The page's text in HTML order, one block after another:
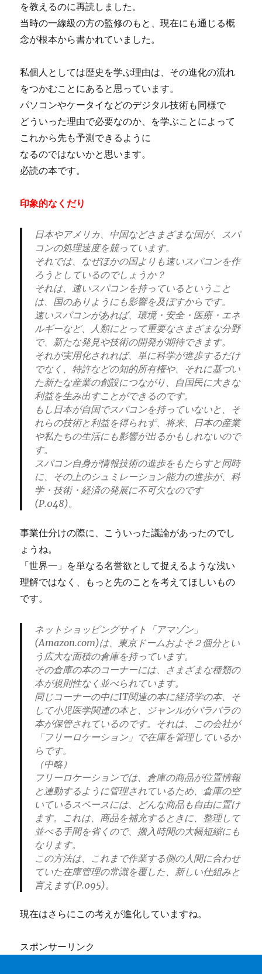
を教えるのに再読しました。
当時の一線級の方の監修のもと、現在にも通じる概
念が根本から書かれていました。
私個人としては歴史を学ぶ理由は、その進化の流れ
をつかむことにあると思っています。
パソコンやケータイなどのデジタル技術も同様で
どういった理由で必要なのか、を学ぶことによって
これから先も予測できるように
なるのではないかと思います。
必読の本です。
印象的なくだり
日本やアメリカ、中国などさまざまな国が、スパ
コンの処理速度を競っています。
それでは、なぜほかの国よりも速いスパコンを作
ろうとしているのでしょうか？
それは、速いスパコンを持っているということ
は、国のありようにも影響を及ぼすからです。
速いスパコンがあれば、環境・安全・医療・エネ
ルギーなど、人類にとって重要なさまざまな分野
で、新たな発見や技術の開発が期待できます。
それが実用化されれば、単に科学が進歩するだけ
でなく、特許などの知的所有権や、それに基づい
た新たな産業の創設につながり、自国民に大きな
利益を生み出すことができるのです。
もし日本が自国でスパコンを持っていないと、そ
れらの技術と利益を得られず、将来、日本の産業
や私たちの生活にも影響が出るかもしれないので
す。
スパコン自身が情報技術の進歩をもたらすと同時
に、その上のシュミレーション能力の進歩が、科
学・技術・経済の発展に不可欠なのです
(P.048)。
事業仕分けの際に、こういった議論があったのでし
ょうね。
「世界一」を単なる名誉欲として捉えるような浅い
理解ではなく、もっと先のことを考えてほしいもの
です。
ネットショッピングサイト「アマゾン」
(Amazon.com)は、東京ドームおよそ２個分とい
う広大な面積の倉庫を持っています。
その倉庫の本のコーナーには、さまざまな種類の
本が規則性なく並べられています。
同じコーナーの中にIT関連の本に経済学の本、そ
して小児医学関連の本と、ジャンルがバラバラの
本が保管されているのです。それは、この会社が
「フリーロケーション」で在庫を管理しているか
らです。
（中略）
フリーロケーションでは、倉庫の商品が位置情報
と連動するように管理されているため、倉庫の空
いているスペースには、どんな商品も自由に置け
ます。これは、商品を補充するときに、整理して
並べる手間を省くので、搬入時間の大幅短縮にも
なります。
この方法は、これまで作業する側の人間に合わせ
ていた在庫管理の常識を覆した、新しい仕組みと
言えます(P.095)。
現在はさらにこの考えが進化していますね。
スポンサーリンク